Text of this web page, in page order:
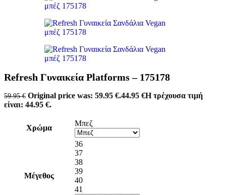
Refresh Γυναικεία Platforms – 175178
59.95€ Original price was: 59.95 €.44.95 €Η τρέχουσα τιμή
είναι: 44.95 €.
Χρώμα
Μπεζ
Μέγεθος
36
37
38
39
40
41